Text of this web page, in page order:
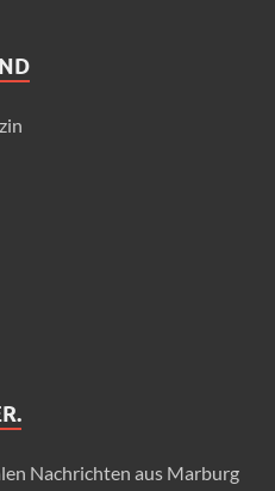
Nachrichten aus Marburg